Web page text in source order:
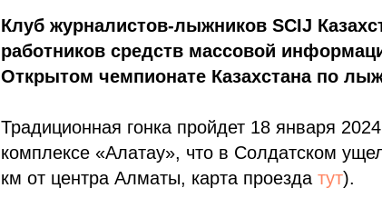
Клуб журналистов-лыжников SCIJ
работников средств массовой
Открытом чемпионате Казахстана по
Традиционная гонка пройдет 18 января
комплексе «Алатау», что в Солдатском
км от центра Алматы, карта проезда тут).